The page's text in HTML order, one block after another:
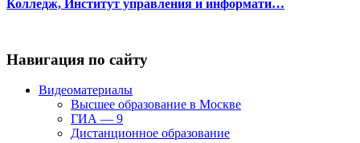
Колледж, Институт управления и информати…
Навигация по сайту
Видеоматериалы
Высшее образование в Москве
ГИА — 9
Дистанционное образование